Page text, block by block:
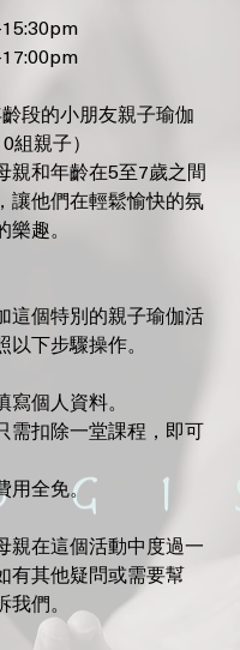
15:30pm
17:00pm
段的小朋友親子瑜伽
組親子）
親和年齡在5至7歲之間
讓他們在輕鬆愉快的氛
樂趣。
這個特別的親子瑜伽活
以下步驟操作。
寫個人資料。
需扣除一堂課程，即可
用全免。
親在這個活動中度過一
有其他疑問或需要幫
我們。